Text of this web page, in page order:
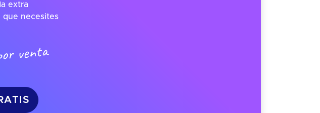
extra
que necesites
venta